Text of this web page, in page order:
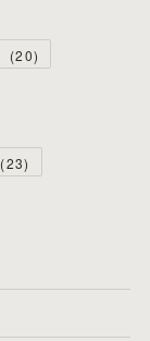
(20)
(23)